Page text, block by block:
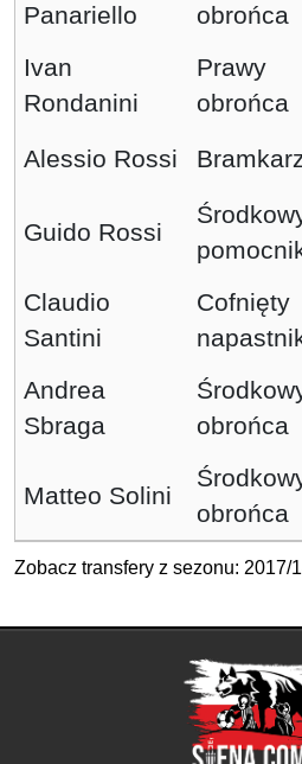
Panariello
obrońca
Ivan
Rondanini
Prawy
obrońca
Alessio Rossi
Guido Rossi
Claudio
Santini
Cofnięty
Andrea
Sbraga
obrońca
Matteo Solini
obrońca
Zobacz transfery z sezonu: 2017/